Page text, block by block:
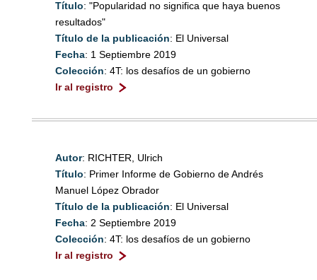
Título: "Popularidad no significa que haya buenos
resultados"
Título de la publicación: El Universal
Fecha: 1 Septiembre 2019
Colección: 4T: los desafíos de un gobierno
Ir al registro
Autor: RICHTER, Ulrich
Título: Primer Informe de Gobierno de Andrés
Manuel López Obrador
Título de la publicación: El Universal
Fecha: 2 Septiembre 2019
Colección: 4T: los desafíos de un gobierno
Ir al registro